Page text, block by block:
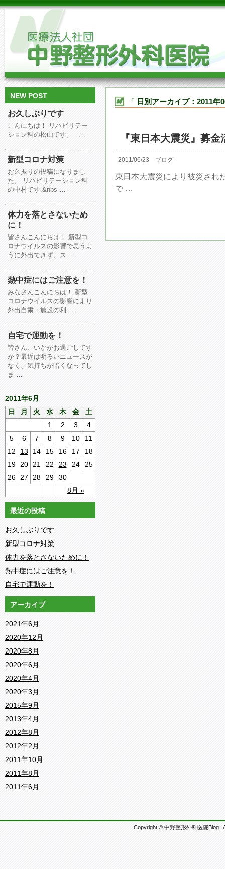
「 日別アーカイブ：2011年
『東日本大震災』募
2011/06/23 ブログ
東日本大震災により被災され
で …
NEW POST
お久しぶりです
こんにちは！ リハビリテー
ション科の松山です。 …
新型コロナ対策
お久振りの投稿になりまし
た。 リハビリテーション科
の中村です.&nbs …
体力を落とさないため
に！
皆さんこんにちは！ 新型コ
ロナウイルスの影響で思うよ
うに外出できず、ス …
熱中症にはご注意を！
みなさんこんにちは！ 新型
コロナウイルスの影響により
外出自粛・施設の利 …
自宅で運動を！
皆さん、いかがお過ごしです
か？最近は明るいニュースが
なく、気持ちが暗くなってし
ま …
2011年6月
日
月 火 水 木 金 土
8月 »
1 2 3
4
5
6 7 8 9 10
11
12
13 14 15 16 17
18
19
20 21 22 23 24
25
26
27 28 29 30
最近の投稿
お久しぶりです
新型コロナ対策
体力を落とさないために！
熱中症にはご注意を！
自宅で運動を！
アーカイブ
2021年6月
2020年12月
2020年8月
2020年6月
2020年4月
2020年3月
2015年9月
2013年4月
2012年8月
2012年2月
2011年10月
2011年8月
2011年6月
Copyright © 中野整形外科医院Blog